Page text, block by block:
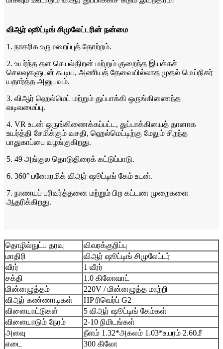
விஆர் ஷூட்டிங் சிமுலேட்டரின் நன்மை
1. நாகரிக உருமறைப்புத் தோற்றம்.
2. உயர்ந்த தள செயல்திறன் மற்றும் குறைந்த இயக்கச்
செலவுகளுடன் கூடிய, அணியத் தேவையில்லாத முதல் மெய்நிகர்
யதார்த்த அனுபவம்.
3. விஆர் ஹெல்மெட் மற்றும் துப்பாக்கி ஒருங்கிணைந்த
வடிவமைப்பு.
4. VR உடன் ஒருங்கிணைக்கப்பட்ட, துப்பாக்கியைத் தானாக
உயர்த்தி சேமிக்கும் வசதி, ஹெல்மெட்டிற்கு மேலும் சிறந்த
பாதுகாப்பை வழங்குகிறது.
5. 49 அங்குல தொடுதிரைக் கட்டுப்பாடு.
6. 360° பனோரமிக் விஆர் ஷூட்டிங் கேம் உடன்.
7. நாணயப் பரிவர்த்தனை மற்றும் பிற கட்டண முறைகளை
ஆதரிக்கிறது.
தொழில்நுட்ப தரவு
விவரக்குறிப்பு
மாதிரி
விஆர் ஷூட்டிங் சிமுலேட்டர்
வீரர்
1 வீரர்
சக்தி
1.0 கிலோவாட்
மின்னழுத்தம்
220V / மின்னழுத்த மாற்றி
விஆர் கண்ணாடிகள்
HP ரிவெர்ப் G2
விளையாட்டுகள்
5 விஆர் ஷூட்டிங் கேம்கள்
விளையாடும் நேரம்
2-10 நிமிடங்கள்
அளவு
நீளம் 1.32*அகலம் 1.03*உயரம் 2.60மீ
எடை
300 கிலோ